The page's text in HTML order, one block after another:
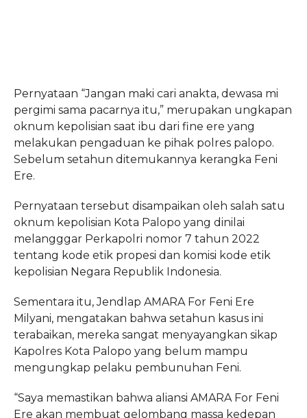
Pernyataan “Jangan maki cari anakta, dewasa mi
pergimi sama pacarnya itu,” merupakan ungkapan
oknum kepolisian saat ibu dari fine ere yang
melakukan pengaduan ke pihak polres palopo.
Sebelum setahun ditemukannya kerangka Feni
Ere.
Pernyataan tersebut disampaikan oleh salah satu
oknum kepolisian Kota Palopo yang dinilai
melangggar Perkapolri nomor 7 tahun 2022
tentang kode etik propesi dan komisi kode etik
kepolisian Negara Republik Indonesia.
Sementara itu, Jendlap AMARA For Feni Ere
Milyani, mengatakan bahwa setahun kasus ini
terabaikan, mereka sangat menyayangkan sikap
Kapolres Kota Palopo yang belum mampu
mengungkap pelaku pembunuhan Feni.
“Saya memastikan bahwa aliansi AMARA For Feni
Ere akan membuat gelombang massa kedepan